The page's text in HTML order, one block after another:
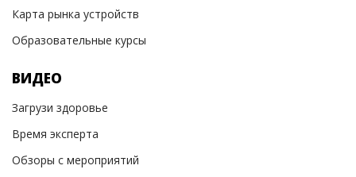
Карта рынка устройств
Образовательные курсы
ВИДЕО
Загрузи здоровье
Время эксперта
Обзоры с мероприятий